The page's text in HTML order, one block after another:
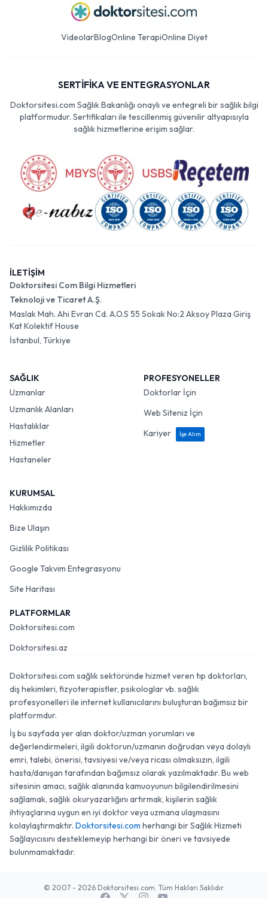
VideolarBlogOnline TerapiOnline Diyet
SERTİFİKA VE ENTEGRASYONLAR
Doktorsitesi.com Sağlık Bakanlığı onaylı ve entegreli bir sağlık bilgi
platformudur. Sertifikaları ile tescillenmiş güvenilir altyapısıyla
sağlık hizmetlerine erişim sağlar.
İLETİŞİM
Doktorsitesi Com Bilgi Hizmetleri
Teknoloji ve Ticaret A.Ş.
Maslak Mah. Ahi Evran Cd. A.O.S 55 Sokak No:2 Aksoy Plaza Giriş
Kat Kolektif House
İstanbul, Türkiye
SAĞLIK
Uzmanlar
Uzmanlık Alanları
Hastalıklar
Hizmetler
Hastaneler
PROFESYONELLER
Doktorlar İçin
Web Siteniz İçin
Kariyer
İşe Alım
KURUMSAL
Hakkımızda
Bize Ulaşın
Gizlilik Politikası
Google Takvim Entegrasyonu
Site Haritası
PLATFORMLAR
Doktorsitesi.com
Doktorsitesi.az
Doktorsitesi.com sağlık sektöründe hizmet veren tıp doktorları,
diş hekimleri, fizyoterapistler, psikologlar vb. sağlık
profesyonelleri ile internet kullanıcılarını buluşturan bağımsız bir
platformdur.
İş bu sayfada yer alan doktor/uzman yorumları ve
değerlendirmeleri, ilgili doktorun/uzmanın doğrudan veya dolaylı
emri, talebi, önerisi, tavsiyesi ve/veya ricası olmaksızın, ilgili
hasta/danışan tarafından bağımsız olarak yazılmaktadır. Bu web
sitesinin amacı, sağlık alanında kamuoyunun bilgilendirilmesini
sağlamak, sağlık okuryazarlığını artırmak, kişilerin sağlık
ihtiyaçlarına uygun en iyi doktor veya uzmana ulaşmasını
kolaylaştırmaktır. Doktorsitesi.com herhangi bir Sağlık Hizmeti
Sağlayıcısını desteklemeyip herhangi bir öneri ve tavsiyede
bulunmamaktadır.
© 2007 - 2026 Doktorsitesi.com. Tüm Hakları Saklıdır.